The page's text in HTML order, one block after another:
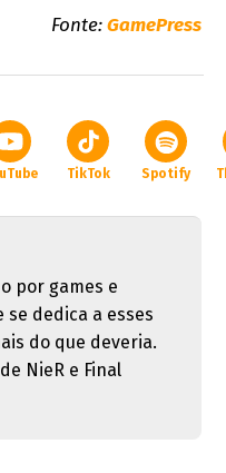
Fonte:GamePress
TikTok Spotify
por games e
se dedica a esses
do que deveria.
NieR e Final